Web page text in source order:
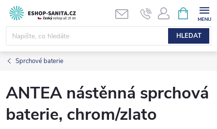
Přejít
obsah
HLEDAT
NÁKUPNÍ
KOŠÍK
Sprchové baterie
ANTEA nástěnná sprchová
baterie, chrom/zlato